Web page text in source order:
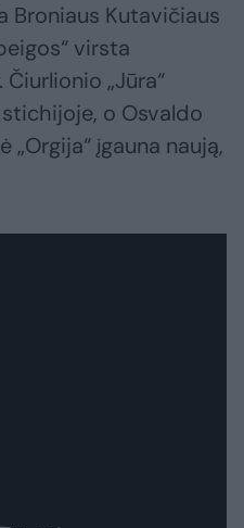
Broniaus Kutavičiaus
virsta
„Jūra“
o Osvaldo
įgauna naują,